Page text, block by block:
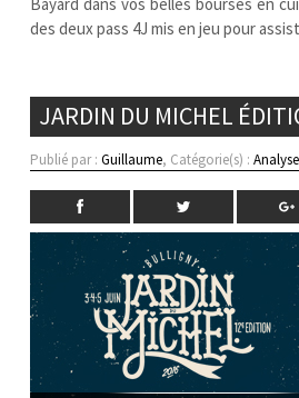
des deux pass 4J mis en jeu pour
JARDIN DU MICHEL
Publié par :Guillaume, Catégorie(s) :